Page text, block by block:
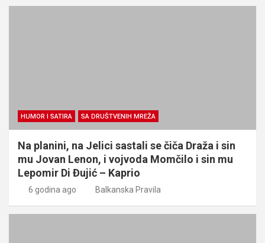
HUMOR I SATIRA SA DRUŠTVENIH MREŽA
Na planini, na Jelici sastali se čiča Draža i sin
mu Jovan Lenon, i vojvoda Momčilo i sin mu
Lepomir Di Đujić – Kaprio
6 godina ago Balkanska Pravila